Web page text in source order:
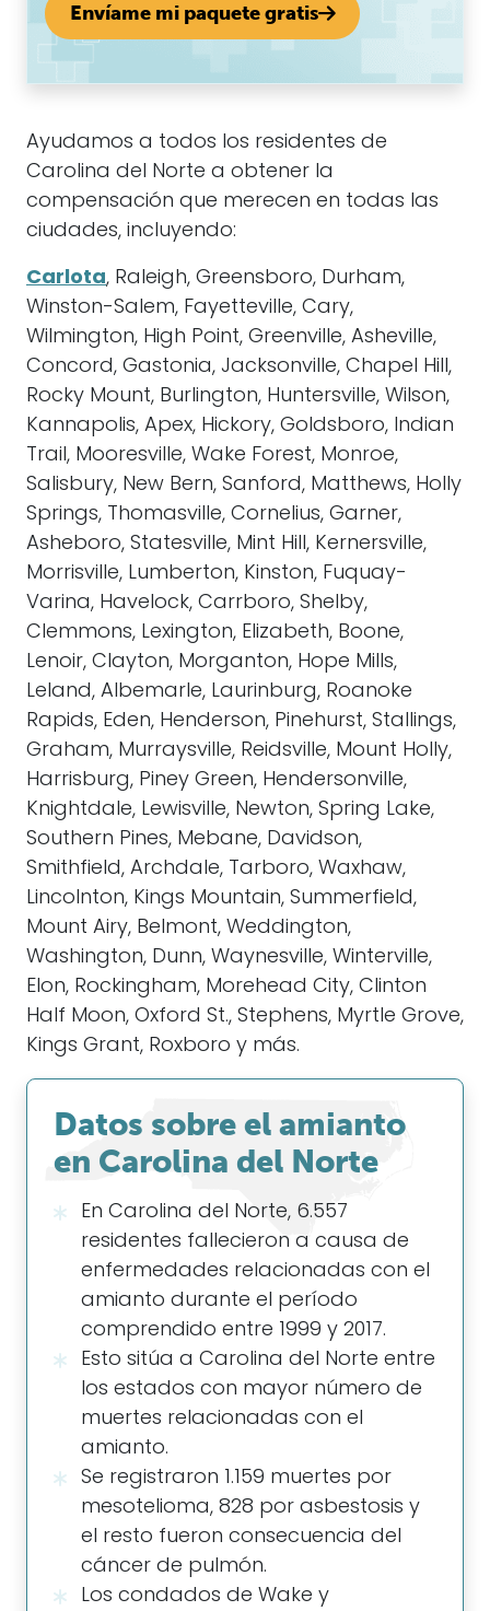
Envíame mi paquete gratis
Ayudamos a todos los residentes de
Carolina del Norte a obtener la
compensación que merecen en todas las
ciudades, incluyendo:
Carlota, Raleigh, Greensboro, Durham,
Winston-Salem, Fayetteville, Cary,
Wilmington, High Point, Greenville, Asheville,
Concord, Gastonia, Jacksonville, Chapel Hill,
Rocky Mount, Burlington, Huntersville, Wilson,
Kannapolis, Apex, Hickory, Goldsboro, Indian
Trail, Mooresville, Wake Forest, Monroe,
Salisbury, New Bern, Sanford, Matthews, Holly
Springs, Thomasville, Cornelius, Garner,
Asheboro, Statesville, Mint Hill, Kernersville,
Morrisville, Lumberton, Kinston, Fuquay-
Varina, Havelock, Carrboro, Shelby,
Clemmons, Lexington, Elizabeth, Boone,
Lenoir, Clayton, Morganton, Hope Mills,
Leland, Albemarle, Laurinburg, Roanoke
Rapids, Eden, Henderson, Pinehurst, Stallings,
Graham, Murraysville, Reidsville, Mount Holly,
Harrisburg, Piney Green, Hendersonville,
Knightdale, Lewisville, Newton, Spring Lake,
Southern Pines, Mebane, Davidson,
Smithfield, Archdale, Tarboro, Waxhaw,
Lincolnton, Kings Mountain, Summerfield,
Mount Airy, Belmont, Weddington,
Washington, Dunn, Waynesville, Winterville,
Elon, Rockingham, Morehead City, Clinton
Half Moon, Oxford St., Stephens, Myrtle Grove,
Kings Grant, Roxboro y más.
Datos sobre el amianto
en Carolina del Norte
En Carolina del Norte, 6.557
residentes fallecieron a causa de
enfermedades relacionadas con el
amianto durante el período
comprendido entre 1999 y 2017.
Esto sitúa a Carolina del Norte entre
los estados con mayor número de
muertes relacionadas con el
amianto.
Se registraron 1.159 muertes por
mesotelioma, 828 por asbestosis y
el resto fueron consecuencia del
cáncer de pulmón.
Los condados de Wake y